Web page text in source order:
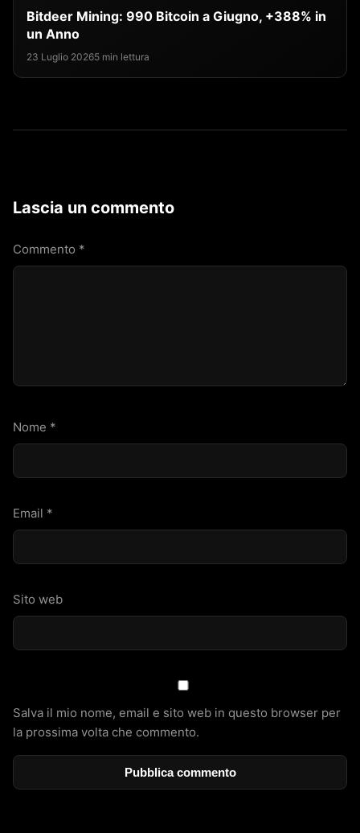
Bitdeer Mining: 990 Bitcoin a Giugno, +388% in
un Anno
23 Luglio 20265 min lettura
Lascia un commento
Commento *
Nome *
Email *
Sito web
Salva il mio nome, email e sito web in questo browser per
la prossima volta che commento.